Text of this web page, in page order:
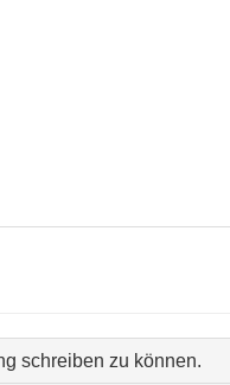
schreiben zu können.